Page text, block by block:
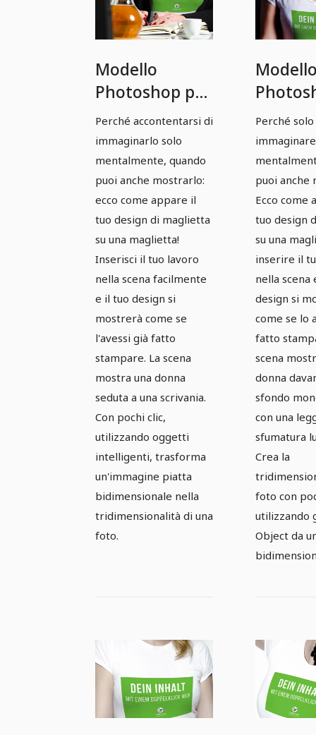
Modello
Photoshop per
abbigliamento:
maglietta,
donna a una
scrivania
Perché accontentarsi di
immaginarlo solo
mentalmente, quando
puoi anche mostrarlo:
ecco come appare il
tuo design di maglietta
su una maglietta!
Inserisci il tuo lavoro
nella scena facilmente
e il tuo design si
mostrerà come se
l'avessi già fatto
stampare. La scena
mostra una donna
seduta a una scrivania.
Con pochi clic,
utilizzando oggetti
intelligenti, trasforma
un'immagine piatta
bidimensionale nella
tridimensionalità di una
foto.
donna -
Perché solo
immaginare
puoi anche
Ecco come
tuo design
su una
inserire il
nella scena
design si
come se lo
fatto
scena
donna
sfondo
con una
sfumatura
Crea la
foto con
utilizzando
Object da